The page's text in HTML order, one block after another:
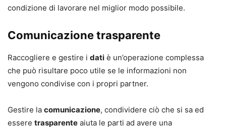
condizione di lavorare nel miglior modo possibile.
Comunicazione trasparente
Raccogliere e gestire i dati è un’operazione complessa
che può risultare poco utile se le informazioni non
vengono condivise con i propri partner.
Gestire la comunicazione, condividere ciò che si sa ed
essere trasparente aiuta le parti ad avere una